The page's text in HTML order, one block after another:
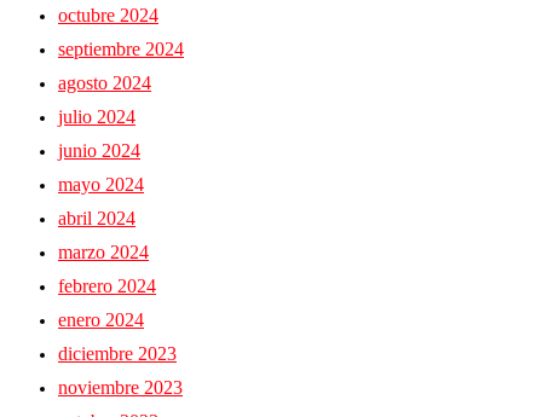
octubre 2024
septiembre 2024
agosto 2024
julio 2024
junio 2024
mayo 2024
abril 2024
marzo 2024
febrero 2024
enero 2024
diciembre 2023
noviembre 2023